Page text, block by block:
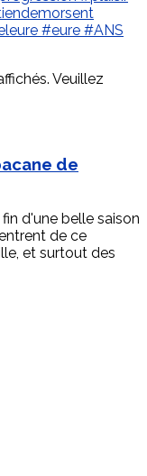
#eure #ANS
Veuillez
de
d'une belle saison
de ce
et surtout des